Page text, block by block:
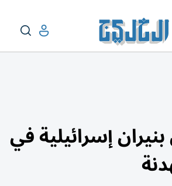
بنيران إسرائيلية في